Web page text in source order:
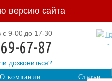
версию сайта
с 9-00 до 17-30
67-87
дозвониться?
О компании Статьи